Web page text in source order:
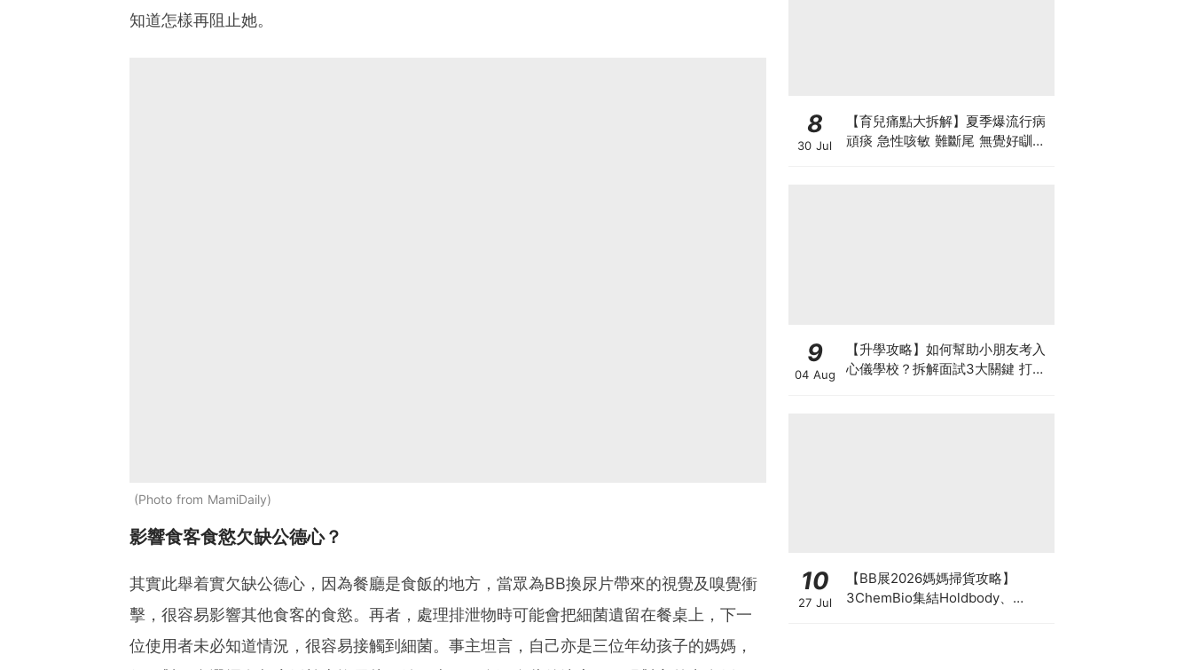
知道怎樣再阻止她。
Photo from MamiDaily
影響食客食慾欠缺公德心？
其實此舉着實欠缺公德心，因為餐廳是食飯的地方，當眾為BB換尿片帶來的視覺及嗅覺衝
擊，很容易影響其他食客的食慾。再者，處理排泄物時可能會把細菌遺留在餐桌上，下一
位使用者未必知道情況，很容易接觸到細菌。事主坦言，自己亦是三位年幼孩子的媽媽，
8
30 Jul
【育兒痛點大拆解】夏季爆流行病
頑痰 急性咳敏 難斷尾 無覺好瞓？
9
04 Aug
【升學攻略】如何幫助小朋友考入
心儀學校？拆解面試3大關鍵 打好
10
27 Jul
【BB展2026媽媽掃貨攻略】
3ChemBio集結Holdbody、